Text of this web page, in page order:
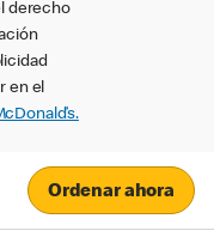
derecho
en el
Ordenar ahora